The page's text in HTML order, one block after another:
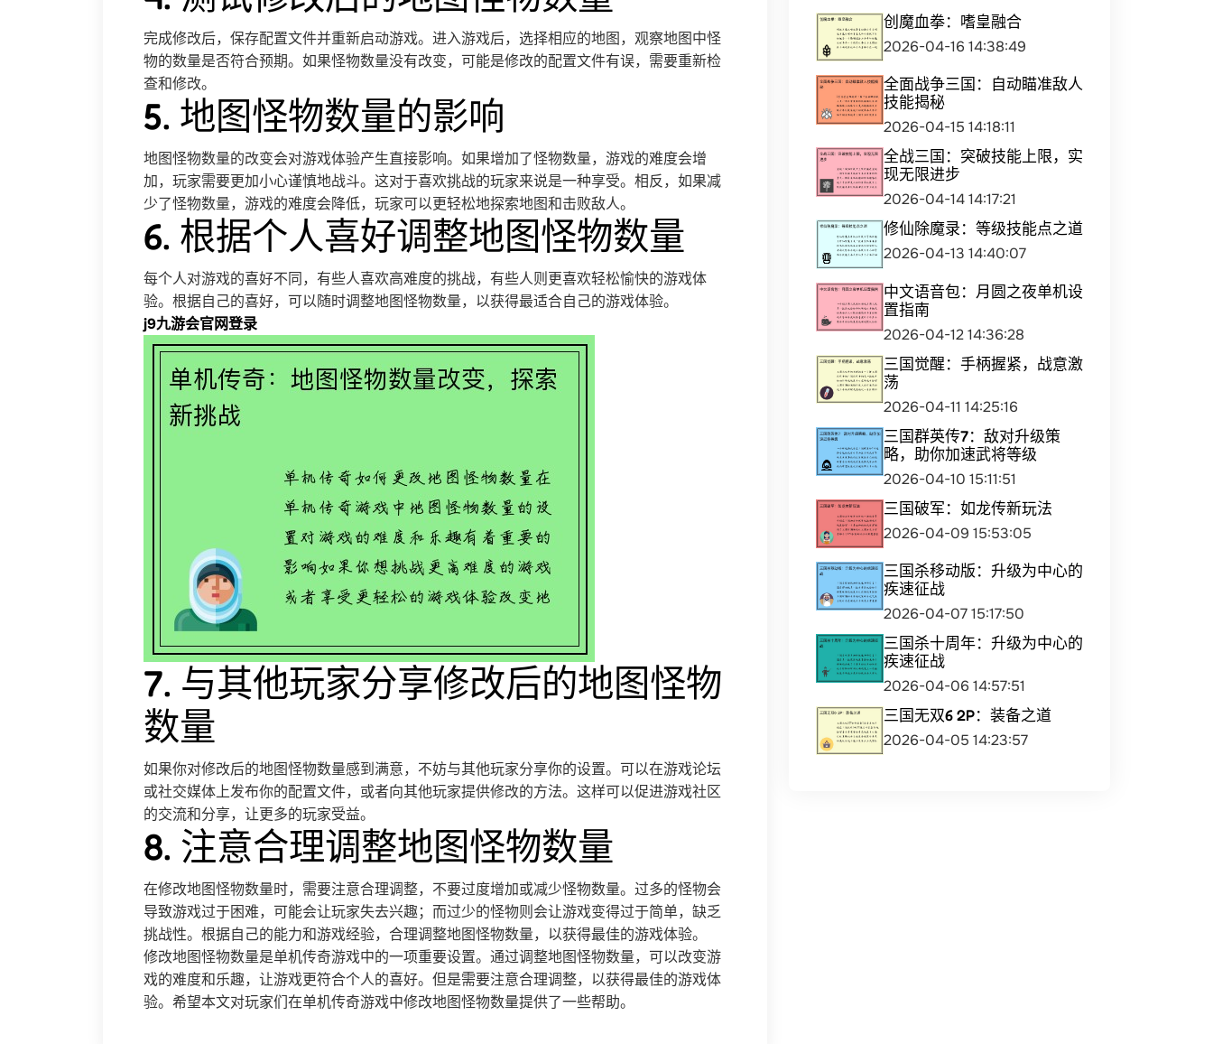
完成修改后，保存配置文件并重新启动游戏。进入游戏后，选择相应的地图，观察地图中怪
物的数量是否符合预期。如果怪物数量没有改变，可能是修改的配置文件有误，需要重新检
查和修改。
5. 地图怪物数量的影响
地图怪物数量的改变会对游戏体验产生直接影响。如果增加了怪物数量，游戏的难度会增
加，玩家需要更加小心谨慎地战斗。这对于喜欢挑战的玩家来说是一种享受。相反，如果减
少了怪物数量，游戏的难度会降低，玩家可以更轻松地探索地图和击败敌人。
6. 根据个人喜好调整地图怪物数量
每个人对游戏的喜好不同，有些人喜欢高难度的挑战，有些人则更喜欢轻松愉快的游戏体
验。根据自己的喜好，可以随时调整地图怪物数量，以获得最适合自己的游戏体验。
j9九游会官网登录
7. 与其他玩家分享修改后的地图怪物
数量
如果你对修改后的地图怪物数量感到满意，不妨与其他玩家分享你的设置。可以在游戏论坛
或社交媒体上发布你的配置文件，或者向其他玩家提供修改的方法。这样可以促进游戏社区
的交流和分享，让更多的玩家受益。
8. 注意合理调整地图怪物数量
在修改地图怪物数量时，需要注意合理调整，不要过度增加或减少怪物数量。过多的怪物会
导致游戏过于困难，可能会让玩家失去兴趣；而过少的怪物则会让游戏变得过于简单，缺乏
挑战性。根据自己的能力和游戏经验，合理调整地图怪物数量，以获得最佳的游戏体验。
修改地图怪物数量是单机传奇游戏中的一项重要设置。通过调整地图怪物数量，可以改变游
戏的难度和乐趣，让游戏更符合个人的喜好。但是需要注意合理调整，以获得最佳的游戏体
验。希望本文对玩家们在单机传奇游戏中修改地图怪物数量提供了一些帮助。
创魔血拳：嗜皇融合
2026-04-16 14:38:49
全面战争三国：自动瞄准敌人
技能揭秘
2026-04-15 14:18:11
全战三国：突破技能上限，实
现无限进步
2026-04-14 14:17:21
修仙除魔录：等级技能点之道
2026-04-13 14:40:07
中文语音包：月圆之夜单机设
置指南
2026-04-12 14:36:28
三国觉醒：手柄握紧，战意激
荡
2026-04-11 14:25:16
三国群英传7：敌对升级策
略，助你加速武将等级
2026-04-10 15:11:51
三国破军：如龙传新玩法
2026-04-09 15:53:05
三国杀移动版：升级为中心的
疾速征战
2026-04-07 15:17:50
三国杀十周年：升级为中心的
疾速征战
2026-04-06 14:57:51
三国无双6 2P：装备之道
2026-04-05 14:23:57